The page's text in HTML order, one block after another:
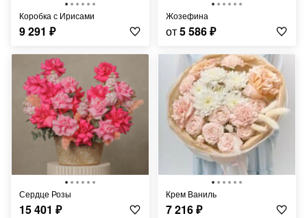
Коробка с Ирисами
9 291 ₽
Жозефина
от5 586₽
Сердце Розы
15 401 ₽
Крем Ваниль
7 216₽